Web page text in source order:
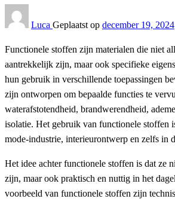
Luca Geplaatst op december 19, 2024
Functionele stoffen zijn materialen die niet
aantrekkelijk zijn, maar ook specifieke
hun gebruik in verschillende toepassingen
zijn ontworpen om bepaalde functies te
waterafstotendheid, brandwerendheid,
isolatie. Het gebruik van functionele stoffen
mode-industrie, interieurontwerp en zelfs in
Het idee achter functionele stoffen is dat ze
zijn, maar ook praktisch en nuttig in het
voorbeeld van functionele stoffen zijn